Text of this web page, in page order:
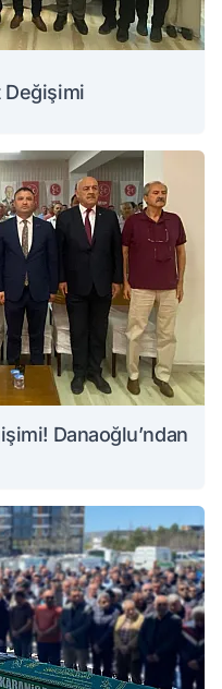
Değişimi
Danaoğlu’ndan